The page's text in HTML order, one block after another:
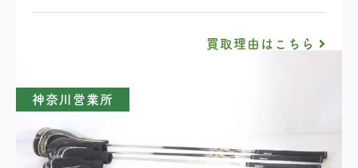
買取理由はこちら
神奈川営業所